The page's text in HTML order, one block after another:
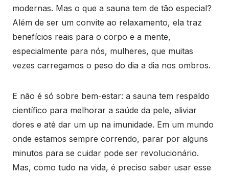
modernas. Mas o que a sauna tem de tão especial?
Além de ser um convite ao relaxamento, ela traz
benefícios reais para o corpo e a mente,
especialmente para nós, mulheres, que muitas
vezes carregamos o peso do dia a dia nos ombros.
E não é só sobre bem-estar: a sauna tem respaldo
científico para melhorar a saúde da pele, aliviar
dores e até dar um up na imunidade. Em um mundo
onde estamos sempre correndo, parar por alguns
minutos para se cuidar pode ser revolucionário.
Mas, como tudo na vida, é preciso saber usar esse